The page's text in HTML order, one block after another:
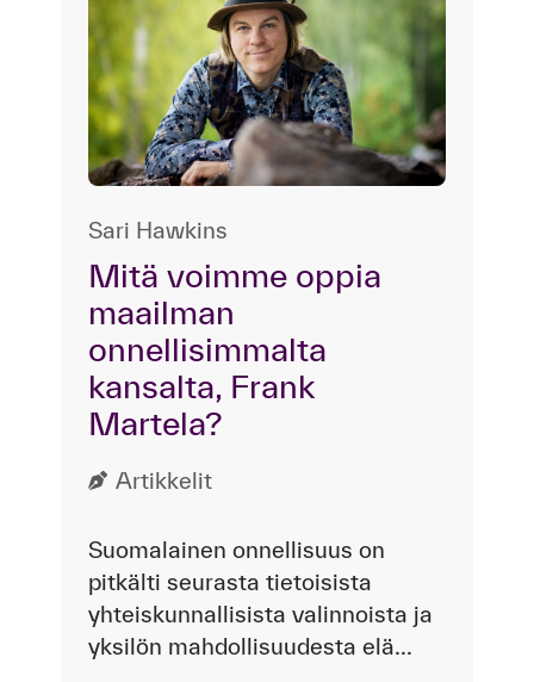
Sari Hawkins
Mitä voimme oppia
maailman
onnellisimmalta
kansalta, Frank
Martela?
Artikkelit
Suomalainen onnellisuus on
pitkälti seurasta tietoisista
yhteiskunnallisista valinnoista ja
yksilön mahdollisuudesta elä...